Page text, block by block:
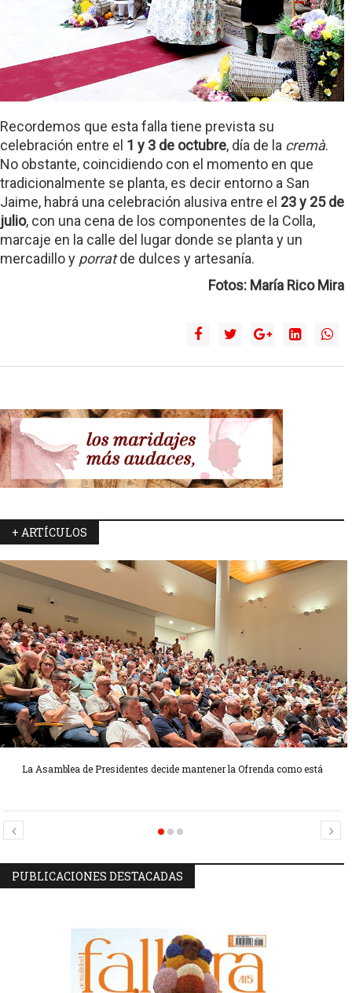
Recordemos que esta falla tiene prevista su
celebración entre el 1 y 3 de octubre, día de la cremà.
No obstante, coincidiendo con el momento en que
tradicionalmente se planta, es decir entorno a San
Jaime, habrá una celebración alusiva entre el 23 y 25 de
julio, con una cena de los componentes de la Colla,
marcaje en la calle del lugar donde se planta y un
mercadillo y porratde dulces y artesanía.
Fotos: María Rico Mira
+ ARTÍCULOS
La Asamblea de Presidentes decide mantener la Ofrenda como está
Candidatas Preseleccionadas por el sector Olivereta
Candidatas Preseleccionadas por el sector Sector La Seu-La Xerea-El
PUBLICACIONES DESTACADAS